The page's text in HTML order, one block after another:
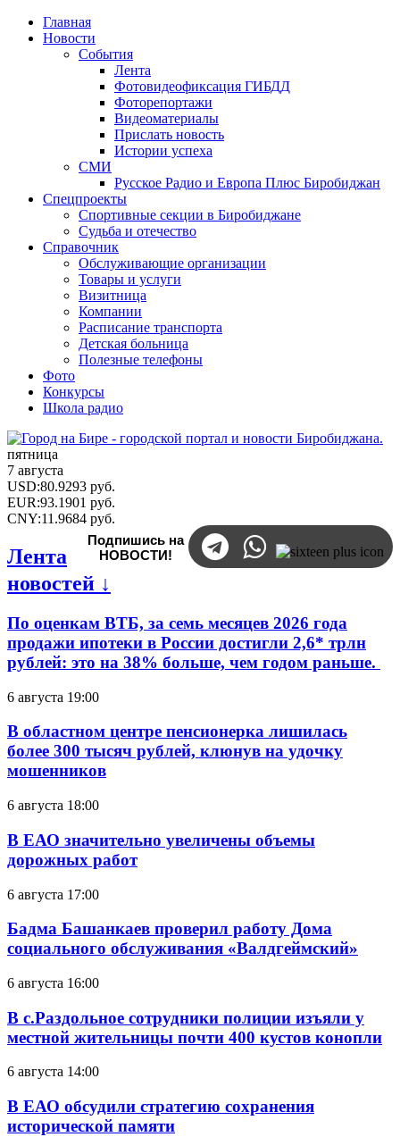
Главная
Новости
События
Лента
Фотовидеофиксация ГИБДД
Фоторепортажи
Видеоматериалы
Прислать новость
Истории успеха
СМИ
Русское Радио и Европа Плюс Биробиджан
Спецпроекты
Спортивные секции в Биробиджане
Судьба и отечество
Справочник
Обслуживающие организации
Товары и услуги
Визитница
Компании
Расписание транспорта
Детская больница
Полезные телефоны
Фото
Конкурсы
Школа радио
пятница
7 августа
USD:80.9293 руб.
EUR:93.1901 руб.
CNY:11.9684 руб.
Подпишись на
НОВОСТИ!
Лента
новостей ↓
По оценкам ВТБ, за семь месяцев 2026 года
продажи ипотеки в России достигли 2,6* трлн
рублей: это на 38% больше, чем годом раньше.
6 августа 19:00
В областном центре пенсионерка лишилась
более 300 тысяч рублей, клюнув на удочку
мошенников
6 августа 18:00
В ЕАО значительно увеличены объемы
дорожных работ
6 августа 17:00
Бадма Башанкаев проверил работу Дома
социального обслуживания «Валдгеймский»
6 августа 16:00
В с.Раздольное сотрудники полиции изъяли у
местной жительницы почти 400 кустов конопли
6 августа 14:00
В ЕАО обсудили стратегию сохранения
исторической памяти